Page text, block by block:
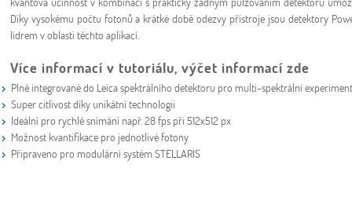
Díky vysokému počtu fotonů a krátké době odezvy přístroje jsou detektory
lídrem v oblasti těchto aplikací.
Více informací v tutoriálu, výčet informací zde
Plně integrované do Leica spektrálního detektoru pro multi-spektrální
Super citlivost díky unikátní technologii
Ideální pro rychlé snímání např. 28 fps při 512x512 px
Možnost kvantifikace pro jednotlivé fotony
Připraveno pro modulární systém STELLARIS